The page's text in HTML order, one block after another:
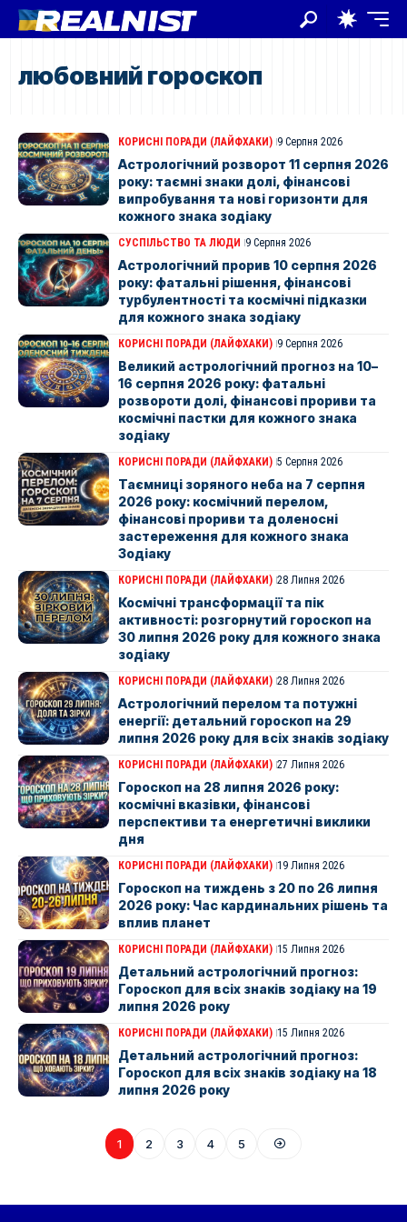
любовний гороскоп
КОРИСНІ ПОРАДИ (ЛАЙФХАКИ) 9 Серпня 2026
Астрологічний розворот 11 серпня 2026
року: таємні знаки долі, фінансові
випробування та нові горизонти для
кожного знака зодіаку
СУСПІЛЬСТВО ТА ЛЮДИ 9 Серпня 2026
Астрологічний прорив 10 серпня 2026
року: фатальні рішення, фінансові
турбулентності та космічні підказки
для кожного знака зодіаку
КОРИСНІ ПОРАДИ (ЛАЙФХАКИ) 9 Серпня 2026
Великий астрологічний прогноз на 10–
16 серпня 2026 року: фатальні
розвороти долі, фінансові прориви та
космічні пастки для кожного знака
зодіаку
КОРИСНІ ПОРАДИ (ЛАЙФХАКИ) 5 Серпня 2026
Таємниці зоряного неба на 7 серпня
2026 року: космічний перелом,
фінансові прориви та доленосні
застереження для кожного знака
Зодіаку
КОРИСНІ ПОРАДИ (ЛАЙФХАКИ) 28 Липня 2026
Космічні трансформації та пік
активності: розгорнутий гороскоп на
30 липня 2026 року для кожного знака
зодіаку
КОРИСНІ ПОРАДИ (ЛАЙФХАКИ) 28 Липня 2026
Астрологічний перелом та потужні
енергії: детальний гороскоп на 29
липня 2026 року для всіх знаків зодіаку
КОРИСНІ ПОРАДИ (ЛАЙФХАКИ) 27 Липня 2026
Гороскоп на 28 липня 2026 року:
космічні вказівки, фінансові
перспективи та енергетичні виклики
дня
КОРИСНІ ПОРАДИ (ЛАЙФХАКИ) 19 Липня 2026
Гороскоп на тиждень з 20 по 26 липня
2026 року: Час кардинальних рішень та
вплив планет
КОРИСНІ ПОРАДИ (ЛАЙФХАКИ) 15 Липня 2026
Детальний астрологічний прогноз:
Гороскоп для всіх знаків зодіаку на 19
липня 2026 року
КОРИСНІ ПОРАДИ (ЛАЙФХАКИ) 15 Липня 2026
Детальний астрологічний прогноз:
Гороскоп для всіх знаків зодіаку на 18
липня 2026 року
1 2 3 4 5